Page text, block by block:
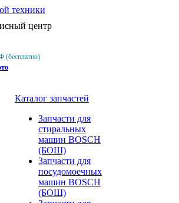
техники
центр
(бесплатно)
Каталог запчастей
Запчасти для
стиральных
машин BOSCH
(БОШ)
Запчасти для
посудомоечных
машин BOSCH
(БОШ)